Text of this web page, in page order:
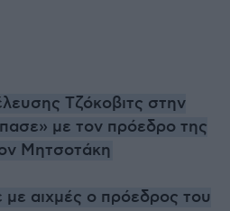
Τζόκοβιτς στην
με τον πρόεδρο της
Μητσοτάκη
αιχμές ο πρόεδρος του